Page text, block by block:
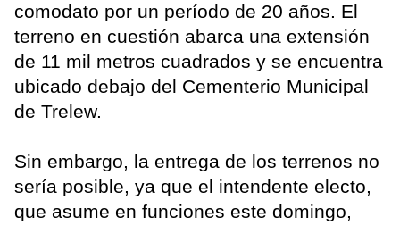
comodato por un período de 20 años. El
terreno en cuestión abarca una extensión
de 11 mil metros cuadrados y se encuentra
ubicado debajo del Cementerio Municipal
de Trelew.
Sin embargo, la entrega de los terrenos no
sería posible, ya que el intendente electo,
que asume en funciones este domingo,